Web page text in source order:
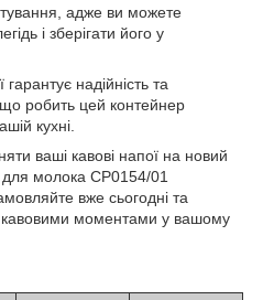
адже ви можете
і зберігати його у
гарантує надійність та
робить цей контейнер
кухні.
ваші кавові напої на новий
молока CP0154/01
вже сьогодні та
кавовими моментами у вашому